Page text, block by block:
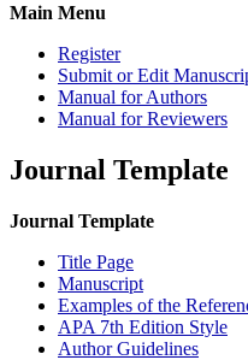
Main Menu
Register
Submit or Edit
Manual for Authors
Manual for Reviewers
Journal Template
Journal Template
Title Page
Manuscript
Examples of the
APA 7th Edition Style
Author Guidelines